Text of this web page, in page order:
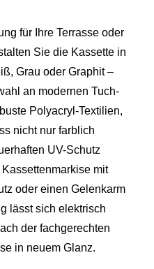
für Ihre Terrasse oder
Sie die Kassette in
Grau oder Graphit –
an modernen Tuch-
Polyacryl-Textilien,
nicht nur farblich
UV-Schutz
mit
oder einen Gelenkarm
lässt sich elektrisch
der fachgerechten
in neuem Glanz.